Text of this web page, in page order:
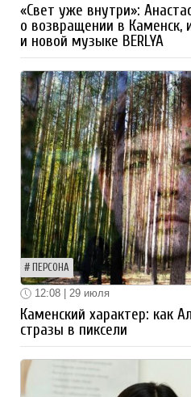
«Свет уже внутри»:
о возвращении в Каменск,
и новой музыке BERLYA
ПЕРСОНА
12:08 | 29 июля
Каменский характер: как
стразы в пиксели